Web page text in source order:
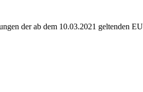
der ab dem 10.03.2021 geltenden